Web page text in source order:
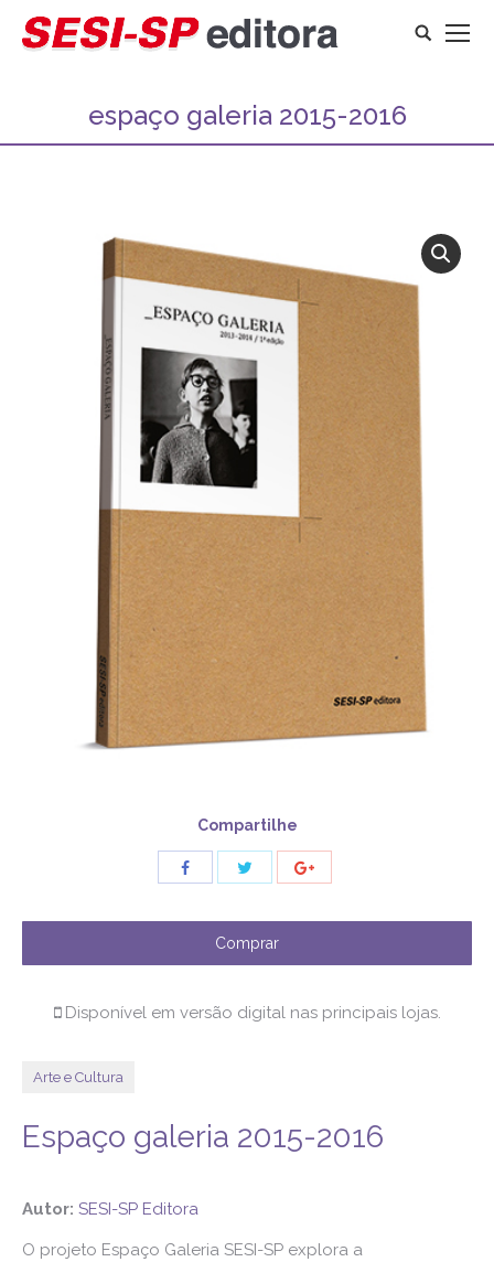
Search:
espaço galeria 2015-2016
Compartilhe
Share Share
Comprar
Disponível em versão digital nas principais lojas.
Arte e Cultura
Espaço galeria 2015-2016
Autor: SESI-SP Editora
O projeto Espaço Galeria SESI-SP explora a